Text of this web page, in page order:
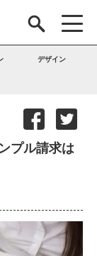
デザイン
プル請求は